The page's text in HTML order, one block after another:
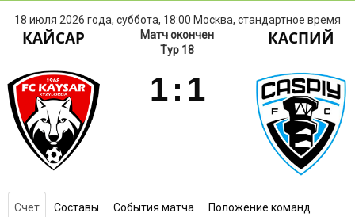
18 июля 2026 года, суббота, 18:00 Москва, стандартное время
КАЙСАР
Матч окончен
Тур 18
1: 1
КАСПИЙ
Счет Составы События матча Положение команд